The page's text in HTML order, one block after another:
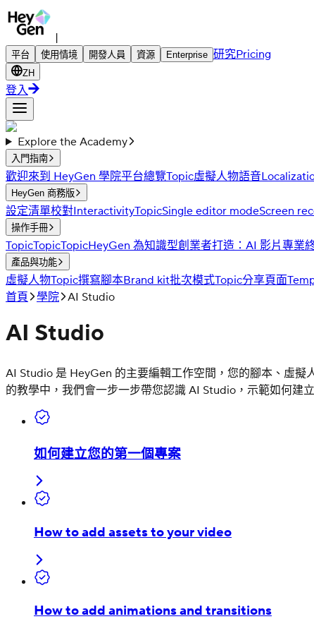
|
平台 使用情境 開發人員 資源 Enterprise 研究Pricing
ZH
登入
Explore the Academy
入門指南
歡迎來到 HeyGen 學院平台總覽Topic虛擬人物語音
HeyGen 商務版
設定清單校對InteractivityTopicSingle editor modeScreen
操作手冊
TopicTopicTopicHeyGen 為知識型創業者打造：AI 影片專業
產品與功能
虛擬人物Topic撰寫腳本Brand kit批次模式Topic分享頁面
首頁
學院 AI Studio
AI Studio
AI Studio 是 HeyGen 的主要編輯工作空間，您的腳本、虛
的教學中，我們會一步一步帶您認識 AI Studio，示範如何建
如何建立您的第一個專案
How to add assets to your video
How to add animations and transitions